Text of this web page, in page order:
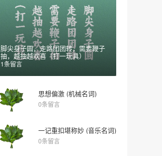
脚尖身子圆，走路团团转，需要鞭子
抽，越抽越欢喜（打一玩具）
1条留言
思想偏激 (机械名词)
0条留言
一记重扣堪称妙 (音乐名词)
0条留言